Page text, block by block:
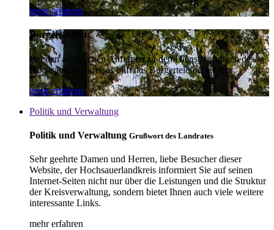
mehr erfahren
Bürgertelefon
Bei den alltäglichen Anfragen zu den Dienstleistungen des
Hochsauerlandkreises hilft das Bürgertelefon weiter.
mehr erfahren
Politik und Verwaltung
Politik und Verwaltung Grußwort des Landrates
Sehr geehrte Damen und Herren, liebe Besucher dieser
Website, der Hochsauerlandkreis informiert Sie auf seinen
Internet-Seiten nicht nur über die Leistungen und die Struktur
der Kreisverwaltung, sondern bietet Ihnen auch viele weitere
interessante Links.
mehr erfahren